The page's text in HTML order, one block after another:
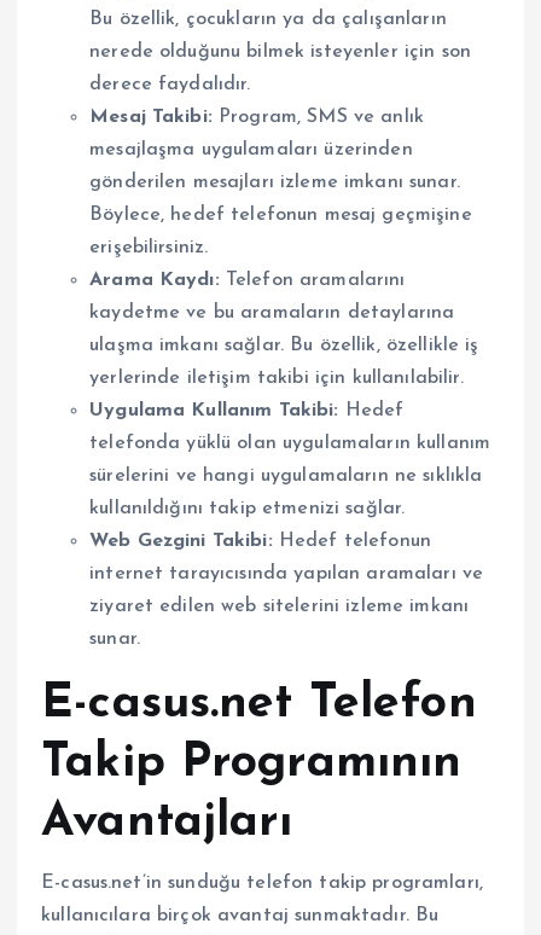
Bu özellik, çocukların ya da çalışanların
nerede olduğunu bilmek isteyenler için son
derece faydalıdır.
Mesaj Takibi: Program, SMS ve anlık
mesajlaşma uygulamaları üzerinden
gönderilen mesajları izleme imkanı sunar.
Böylece, hedef telefonun mesaj geçmişine
erişebilirsiniz.
Arama Kaydı: Telefon aramalarını
kaydetme ve bu aramaların detaylarına
ulaşma imkanı sağlar. Bu özellik, özellikle iş
yerlerinde iletişim takibi için kullanılabilir.
Uygulama Kullanım Takibi:
Hedef
telefonda yüklü olan uygulamaların kullanım
sürelerini ve hangi uygulamaların ne sıklıkla
kullanıldığını takip etmenizi sağlar.
Web Gezgini Takibi: Hedef telefonun
internet tarayıcısında yapılan aramaları ve
ziyaret edilen web sitelerini izleme imkanı
sunar.
E-casus.net Telefon
Takip Programının
Avantajları
E-casus.net’in sunduğu telefon takip programları,
kullanıcılara birçok avantaj sunmaktadır. Bu